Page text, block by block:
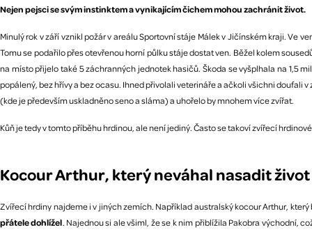
Nejen pejsci se svým instinktem a vynikajícím čichem mohou zachránit život.
Minulý rok v září vznikl požár v areálu Sportovní stáje Málek v Jičínském kraji. Ve
Tomu se podařilo přes otevřenou horní půlku stáje dostat ven. Běžel kolem
na místo přijelo také 5 záchranných jednotek hasičů. Škoda se vyšplhala na 1,5
popálený, bez hřívy a bez ocasu. Ihned přivolali veterináře a ačkoli všichni doufali
(kde je především uskladněno seno a sláma) a uhořelo by mnohem více zvířat.
Kůň je tedy v tomto příběhu hrdinou, ale není jediný. Často se takoví zvířecí
Kocour Arthur, který neváhal nasadit život
Zvířecí hrdiny najdeme i v jiných zemích. Například australský kocour Arthur,
přátele dohlížel. Najednou si ale všiml, že se k nim přiblížila Pakobra východní,